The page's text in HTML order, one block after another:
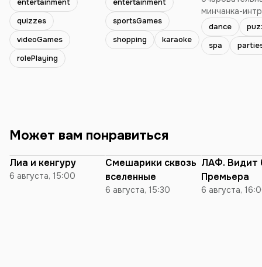
entertainment
quizzes
videoGames
rolePlaying
entertainment
sportsGames
shopping
karaoke
минчанка-
которая любит
ещё читает
стран, но
the Top💔
dance
spa
Может вам понравиться
Лиа и кенгуру
6 августа, 15:00
Смешарики сквозь
вселенные
6 августа, 15:30
ЛАФ. Видит
Премьера
6 августа,